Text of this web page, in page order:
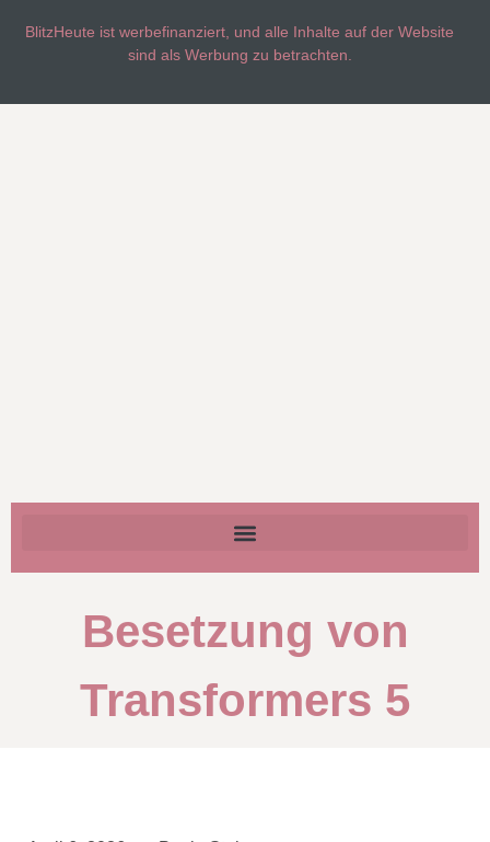
BlitzHeute ist werbefinanziert, und alle Inhalte auf der Website
sind als Werbung zu betrachten.
Besetzung von
Transformers 5